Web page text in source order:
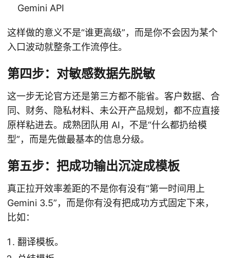
Gemini API
这样做的意义不是“谁更高级”，而是你不会因为某个
入口波动就整条工作流停住。
第四步：对敏感数据先脱敏
这一步无论官方还是第三方都不能省。客户数据、合
同、财务、隐私材料、未公开产品规划，都不应直接
原样粘进去。成熟团队用 AI，不是“什么都扔给模
型”，而是先做最基本的信息分级。
第五步：把成功输出沉淀成模板
真正拉开效率差距的不是你有没有“第一时间用上
Gemini 3.5”，而是你有没有把成功方式固定下来，
比如：
翻译模板。